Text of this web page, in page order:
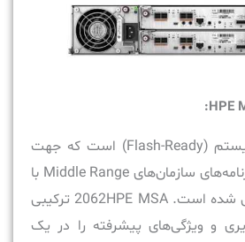
HPE
این استوریج یک سیستم (Flash-Ready) است که جهت
ارتقاء قابلیت اجرای برنامه‌‏های سازمان‏‌های Middle Range با
هزینه مناسب، طراحی شده است. 2062HPE MSA ترکیبی
و ویژگی‌های پیشرفته را در یک